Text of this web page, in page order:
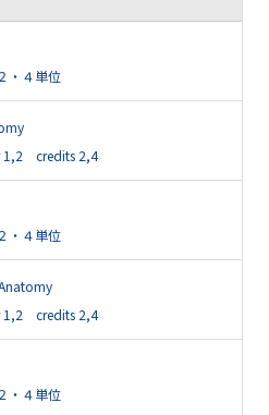
４単位
1,2 credits 2,4
４単位
1,2 credits 2,4
４単位